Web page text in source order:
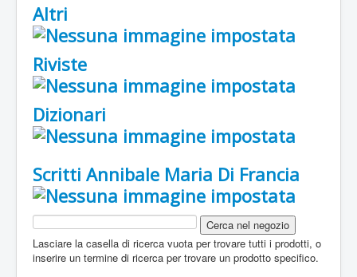
Altri
Riviste
Dizionari
Scritti Annibale Maria Di Francia
Lasciare la casella di ricerca vuota per trovare tutti i prodotti, o
inserire un termine di ricerca per trovare un prodotto specifico.